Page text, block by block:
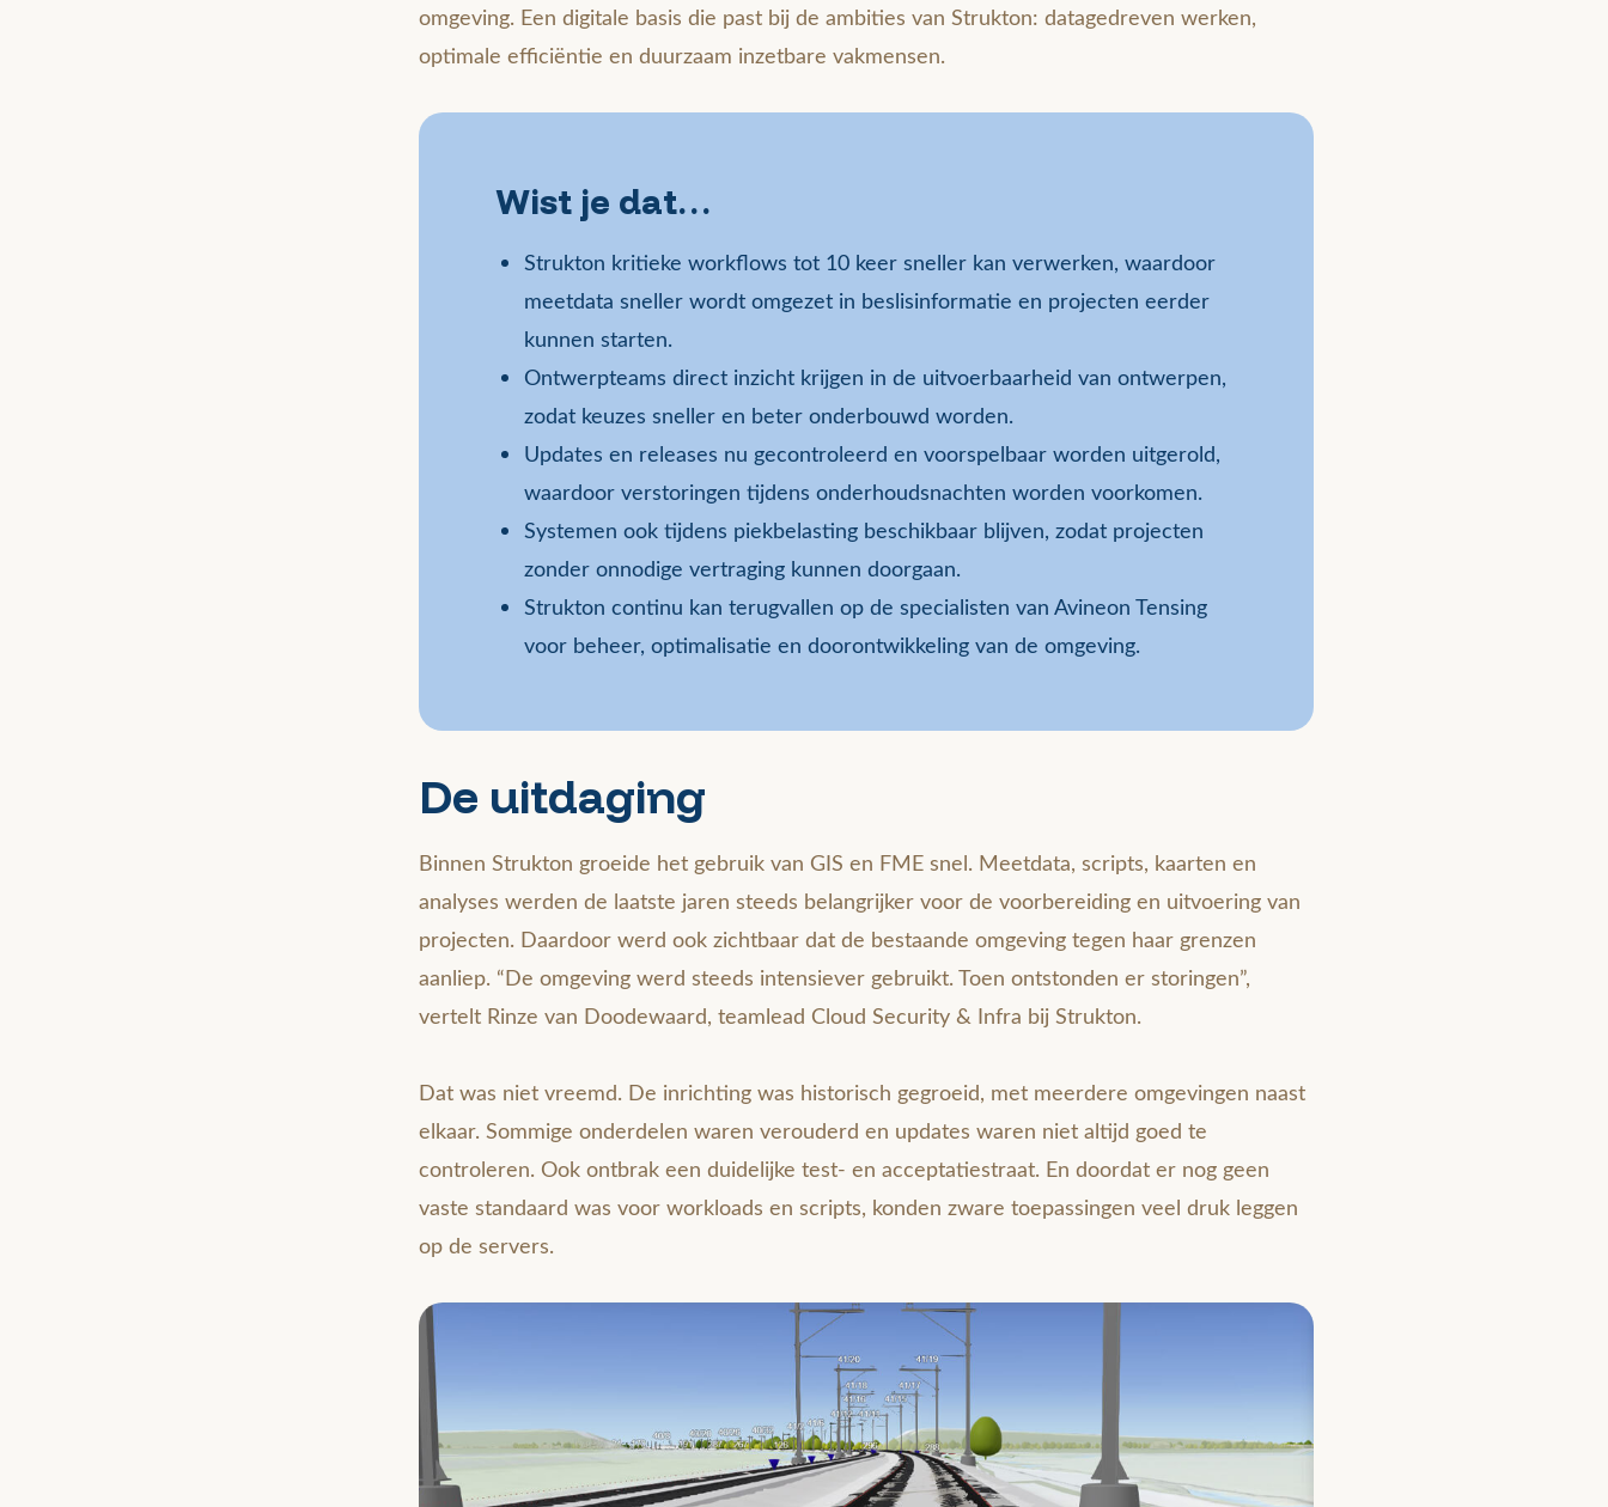
omgeving. Een digitale basis die past bij de ambities van Strukton: datagedreven werken,
optimale efficiëntie en duurzaam inzetbare vakmensen.
Wist je dat…
Strukton kritieke workflows tot 10 keer sneller kan verwerken, waardoor
meetdata sneller wordt omgezet in beslisinformatie en projecten eerder
kunnen starten.
Ontwerpteams direct inzicht krijgen in de uitvoerbaarheid van ontwerpen,
zodat keuzes sneller en beter onderbouwd worden.
Updates en releases nu gecontroleerd en voorspelbaar worden uitgerold,
waardoor verstoringen tijdens onderhoudsnachten worden voorkomen.
Systemen ook tijdens piekbelasting beschikbaar blijven, zodat projecten
zonder onnodige vertraging kunnen doorgaan.
Strukton continu kan terugvallen op de specialisten van Avineon Tensing
voor beheer, optimalisatie en doorontwikkeling van de omgeving.
De uitdaging
Binnen Strukton groeide het gebruik van GIS en FME snel. Meetdata, scripts, kaarten en
analyses werden de laatste jaren steeds belangrijker voor de voorbereiding en uitvoering van
projecten. Daardoor werd ook zichtbaar dat de bestaande omgeving tegen haar grenzen
aanliep. “De omgeving werd steeds intensiever gebruikt. Toen ontstonden er storingen”,
vertelt Rinze van Doodewaard, teamlead Cloud Security & Infra bij Strukton.
Dat was niet vreemd. De inrichting was historisch gegroeid, met meerdere omgevingen naast
elkaar. Sommige onderdelen waren verouderd en updates waren niet altijd goed te
controleren. Ook ontbrak een duidelijke test- en acceptatiestraat. En doordat er nog geen
vaste standaard was voor workloads en scripts, konden zware toepassingen veel druk leggen
op de servers.